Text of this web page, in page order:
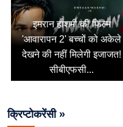
इमरान हाशमी की फिल्म
'आवारापन 2' बच्चों को अकेले
देखने की नहीं मिलेगी इजाजत!
सीबीएफसी...
क्रिप्टोकरेंसी »